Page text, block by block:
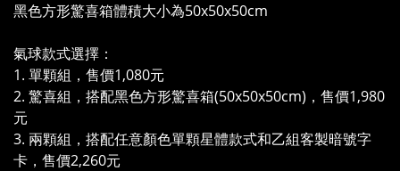
黑色方形驚喜箱體積大小為50x50x50cm
氣球款式選擇：
1. 單顆組，售價1,080元
2. 驚喜組，搭配黑色方形驚喜箱(50x50x50cm)，售價1,980
元
3. 兩顆組，搭配任意顏色單顆星體款式和乙組客製暗號字
卡，售價2,260元